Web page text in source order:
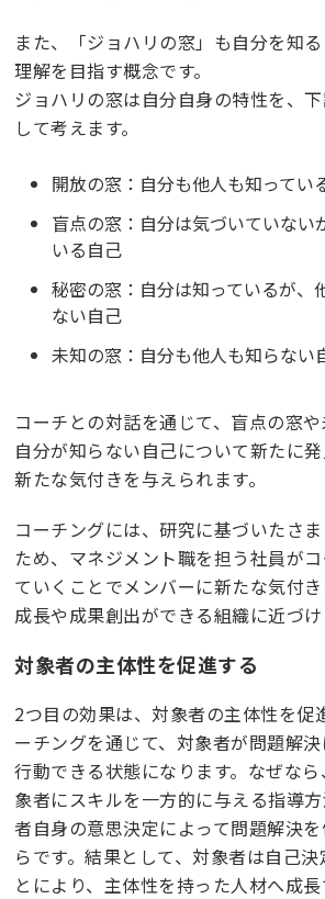
また、「ジョハリの窓」も自分を知
理解を目指す概念です。
ジョハリの窓は自分自身の特性を、
して考えます。
開放の窓：自分も他人も知ってい
盲点の窓：自分は気づいていない
いる自己
秘密の窓：自分は知っているが、
ない自己
未知の窓：自分も他人も知らない
コーチとの対話を通じて、盲点の窓
自分が知らない自己について新たに
新たな気付きを与えられます。
コーチングには、研究に基づいたさ
ため、マネジメント職を担う社員が
ていくことでメンバーに新たな気付
成長や成果創出ができる組織に近づけ
対象者の主体性を促進する
2つ目の効果は、対象者の主体性を促
ーチングを通じて、対象者が問題解
行動できる状態になります。なぜな
象者にスキルを一方的に与える指導
者自身の意思決定によって問題解決
らです。結果として、対象者は自己
とにより、主体性を持った人材へ成長